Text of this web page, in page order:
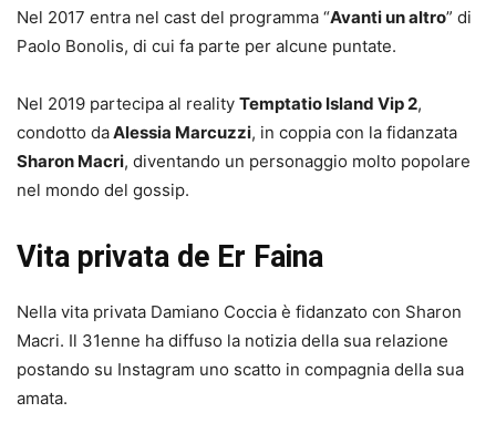
Nel 2017 entra nel cast del programma “Avanti un altro” di
Paolo Bonolis, di cui fa parte per alcune puntate.
Nel 2019 partecipa al reality Temptatio Island Vip 2,
condotto daAlessia Marcuzzi, in coppia con la fidanzata
Sharon Macri, diventando un personaggio molto popolare
nel mondo del gossip.
Vita privata de Er Faina
Nella vita privata Damiano Coccia è fidanzato con Sharon
Macri. Il 31enne ha diffuso la notizia della sua relazione
postando su Instagram uno scatto in compagnia della sua
amata.